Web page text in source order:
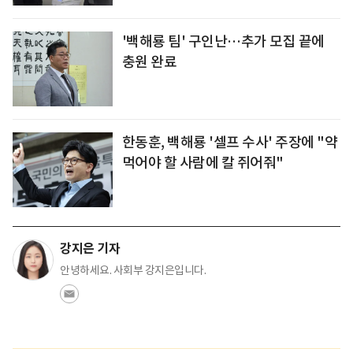
'백해룡 팀' 구인난…추가 모집 끝에
충원 완료
한동훈, 백해룡 '셀프 수사' 주장에 "약
먹어야 할 사람에 칼 쥐어줘"
강지은 기자
안녕하세요. 사회부 강지은입니다.